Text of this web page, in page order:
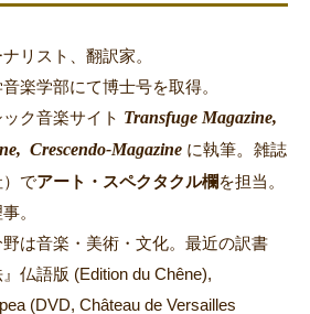
リスト、翻訳家。
楽学部にて博士号を取得。
ク音楽サイト Transfuge Magazine,
Crescendo-Magazine に執筆。 雑誌
）でアート・スペクタクル欄を担当。
。
は音楽・美術・文化。最近の訳書
仏語版 (Edition du Chêne),
(DVD, Château de Versailles